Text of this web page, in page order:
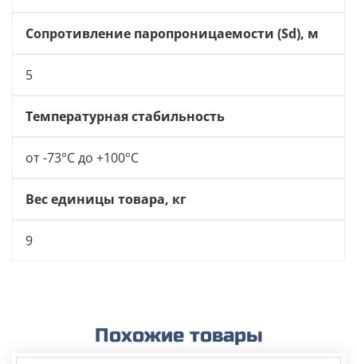
Сопротивление паропроницаемости (Sd), м
5
Температурная стабильность
от -73°С до +100°С
Вес единицы товара, кг
9
Похожие товары